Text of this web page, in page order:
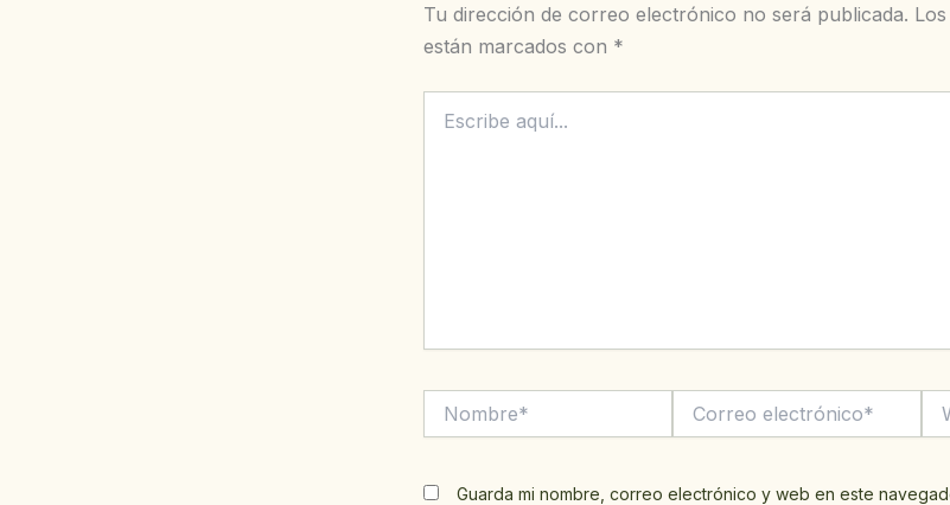
Tu dirección de correo electrónico no será publicada.
están marcados con *
aquí...
electrónico*
Guarda mi nombre, correo electrónico y web en este